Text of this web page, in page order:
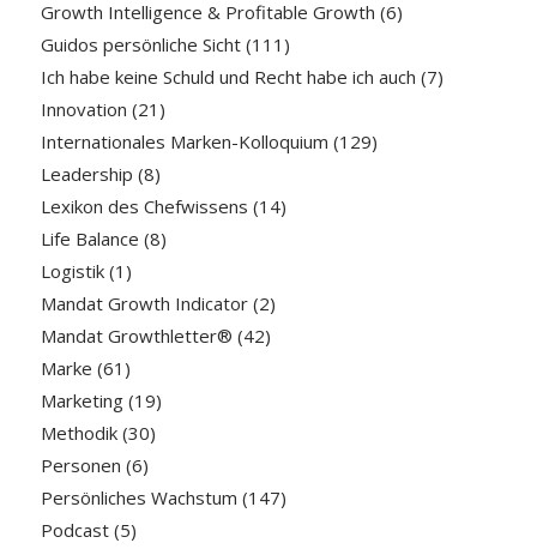
Growth Intelligence & Profitable Growth (6)
Guidos persönliche Sicht(111)
Ich habe keine Schuld und Recht habe ich auch (7)
Innovation (21)
Internationales Marken-Kolloquium (129)
Leadership (8)
Lexikon des Chefwissens (14)
Life Balance (8)
Logistik(1)
Mandat Growth Indicator(2)
Mandat Growthletter® (42)
Marke (61)
Marketing(19)
Methodik(30)
Personen (6)
Persönliches Wachstum (147)
Podcast(5)